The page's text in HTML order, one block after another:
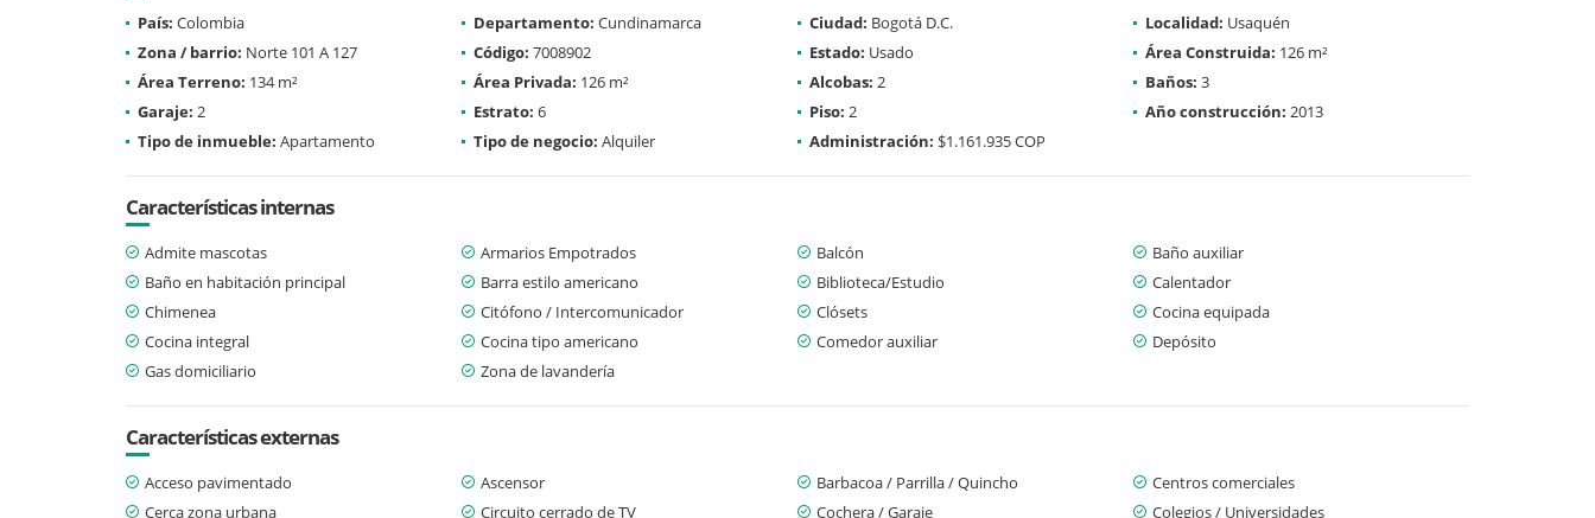
País: Colombia Departamento: Cundinamarca Ciudad: Bogotá D.C. Localidad: Usaquén
Zona / barrio: Norte 101 A 127 Código: 7008902 Estado: Usado Área Construida: 126 m²
Área Terreno: 134 m² Área Privada: 126 m² Alcobas: 2 Baños: 3
Garaje: 2 Estrato: 6 Piso: 2 Año construcción: 2013
Tipo de inmueble: Apartamento Tipo de negocio: Alquiler Administración: $1.161.935 COP
Características internas
Admite mascotas Armarios Empotrados Balcón
Baño auxiliar
Baño en habitación principal
Barra estilo americano Biblioteca/Estudio
Calentador
Chimenea
Citófono / Intercomunicador Clósets
Cocina equipada
Cocina integral
Cocina tipo americano Comedor auxiliar
Depósito
Gas domiciliario
Zona de lavandería
Características externas
Acceso pavimentado Ascensor Barbacoa / Parrilla / Quincho
Centros comerciales
Cerca zona urbana
Circuito cerrado de TV Cochera / Garaje
Colegios / Universidades